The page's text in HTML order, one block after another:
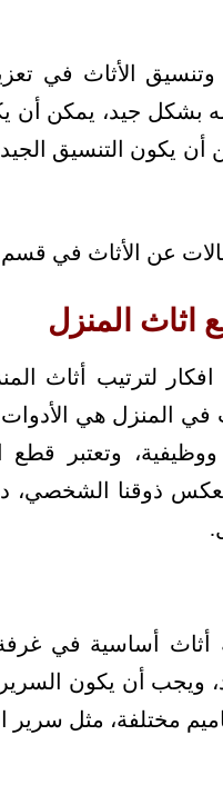
الأثاث في
بشكل جيد، يمكن أن
أن يكون التنسيق
عن الأثاث في
اثاث المنزل
لترتيب أثاث
في المنزل هي
وتعتبر
وتعكس ذوقنا
أثاث أساسية في
ويجب أن يكون
مختلفة، مثل